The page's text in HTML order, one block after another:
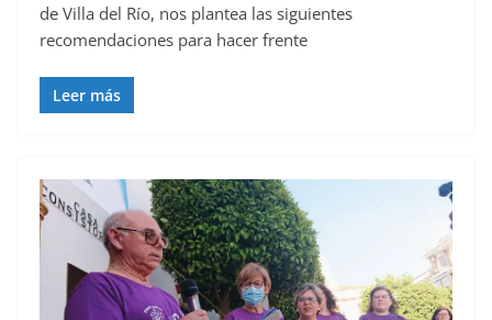
de Villa del Río, nos plantea las siguientes
recomendaciones para hacer frente
Leer más